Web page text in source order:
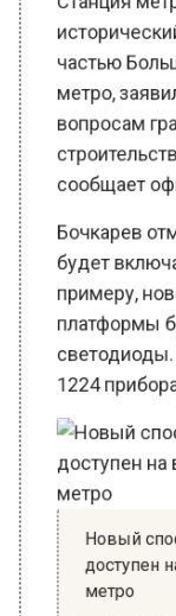
метро,
вопросам
сообщает
Бочкарев
будет
примеру,
платформы
светодиоды.
1224
доступен
метро